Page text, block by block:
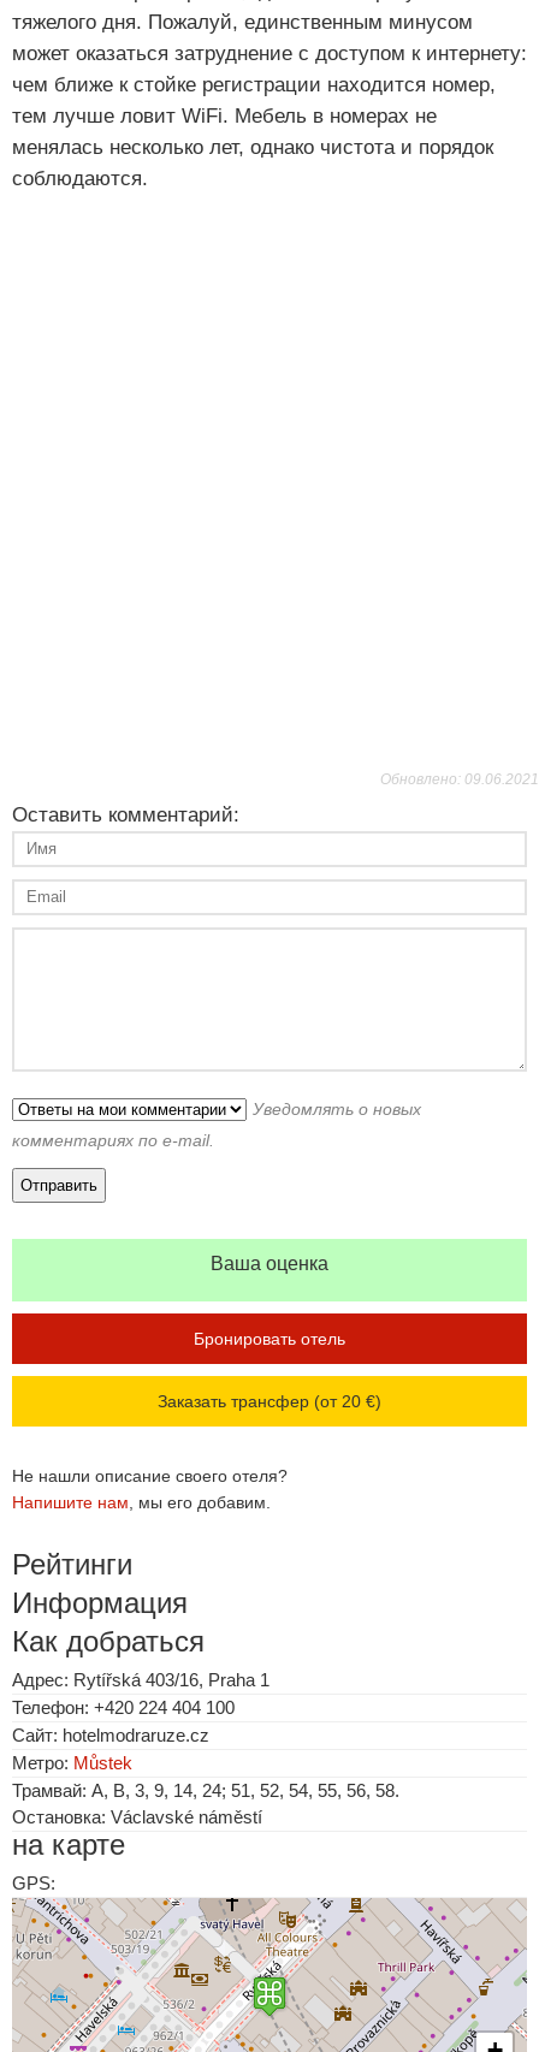
тяжелого дня. Пожалуй, единственным минусом
может оказаться затруднение с доступом к интернету:
чем ближе к стойке регистрации находится номер,
тем лучше ловит WiFi. Мебель в номерах не
менялась несколько лет, однако чистота и порядок
соблюдаются.
Обновлено: 09.06.2021
Оставить комментарий:
Уведомлять о новых
комментариях по e-mail.
Ваша оценка
Бронировать отель
Заказать трансфер (от 20 €)
Не нашли описание своего отеля?
Напишите нам , мы его добавим.
Рейтинги
Информация
Как добраться
Адрес: Rytířská 403/16, Praha 1
Телефон: +420 224 404 100
Сайт: hotelmodraruze.cz
Метро: Můstek
Трамвай: A, B, 3, 9, 14, 24; 51, 52, 54, 55, 56, 58.
Остановка: Václavské náměstí
на карте
GPS: